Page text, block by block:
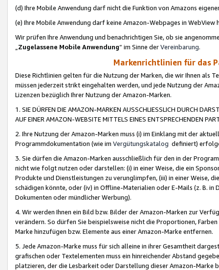
(d) Ihre Mobile Anwendung darf nicht die Funktion von Amazons
(e) Ihre Mobile Anwendung darf keine Amazon-Webpages in WebView
Wir prüfen Ihre Anwendung und benachrichtigen Sie, ob sie
„Zugelassene Mobile Anwendung“ im Sinne derVereinbarung.
Markenrichtlinien für das
Diese Richtlinien gelten für die Nutzung der Marken, die wir Ihnen als
müssen jederzeit strikt eingehalten werden, und jede Nutzung der
Lizenzen bezüglich Ihrer Nutzung der Amazon-Marken.
1. SIE DÜRFEN DIE AMAZON-MARKEN AUSSCHLIESSLICH DURCH
AUF EINER AMAZON-WEBSITE MITTELS EINES ENTSPRECHENDEN
2. Ihre Nutzung der Amazon-Marken muss (i) im Einklang mit der
Programmdokumentation (wie im Vergütungskatalog definiert)
3. Sie dürfen die Amazon-Marken ausschließlich für den in der
nicht wie folgt nutzen oder darstellen: (i) in einer Weise, die ein
Produkte und Dienstleistungen zu verunglimpfen, (iii) in einer Weise,
schädigen könnte, oder (iv) in Offline-Materialien oder E-Mails (z. B. in
Dokumenten oder mündlicher Werbung).
4. Wir werden Ihnen ein Bild bzw. Bilder der Amazon-Marken zur
verändern. So dürfen Sie beispielsweise nicht die Proportionen,
Marke hinzufügen bzw. Elemente aus einer Amazon-Marke entfernen.
5. Jede Amazon-Marke muss für sich alleine in ihrer Gesamtheit
grafischen oder Textelementen muss ein hinreichender Abstand
platzieren, der die Lesbarkeit oder Darstellung dieser Amazon-Marke